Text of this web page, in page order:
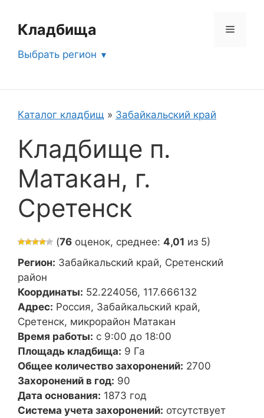
содержимому
Кладбища Меню
Выбрать регион
Каталог кладбищ » Забайкальский край
Кладбище п.
Матакан, г.
Сретенск
(76 оценок, среднее: 4,01 из 5)
Регион: Забайкальский край, Сретенский
район
Координаты: 52.224056, 117.666132
Адрес: Россия, Забайкальский край,
Сретенск, микрорайон Матакан
Время работы: с 9:00 до 18:00
Площадь кладбища: 9 Га
Общее количество захоронений: 2700
Захоронений в год: 90
Дата основания: 1873 год
Система учета захоронений: отсутствует